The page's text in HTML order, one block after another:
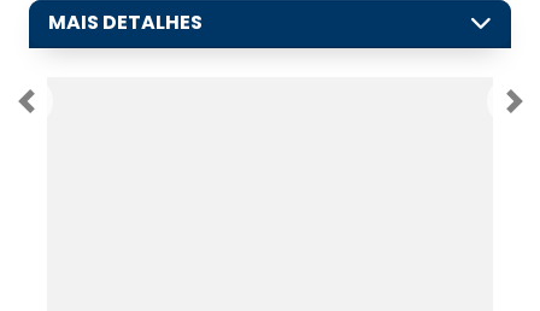
MAIS DETALHES
Anterior